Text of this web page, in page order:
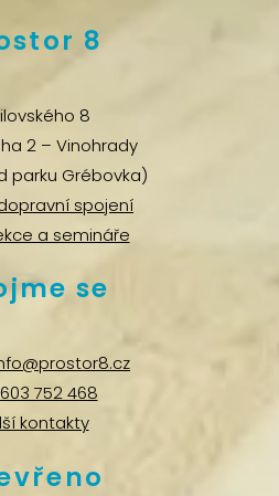
8
8
2 – Vinohrady
parku Grébovka)
spojení
a semináře
se
603 752 468
kontakty